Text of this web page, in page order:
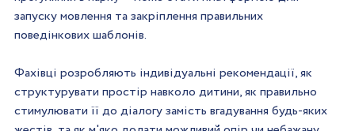
запуску мовлення та закріплення правильних
поведінкових шаблонів.
Фахівці розробляють індивідуальні рекомендації, як
структурувати простір навколо дитини, як правильно
стимулювати її до діалогу замість вгадування будь-яких